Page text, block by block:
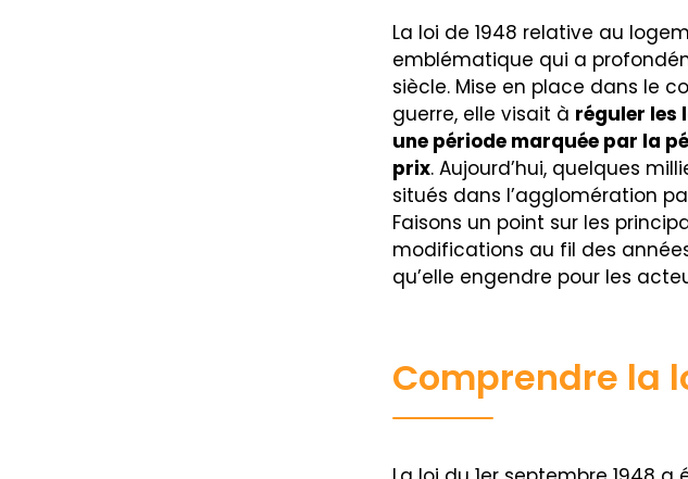
La loi de 1948 relative au
emblématique qui a
siècle. Mise en place dans le
guerre, elle visait à réguler les
une période marquée par la
prix. Aujourd’hui, quelques
situés dans l’agglomération
Faisons un point sur les
modifications au fil des
qu’elle engendre pour les
Comprendre la